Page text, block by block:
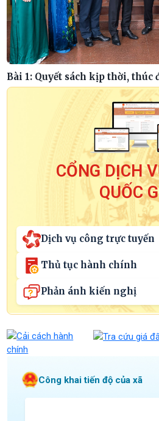
Bài 1: Quyết sách kịp thời, thúc
CỔNG DỊCH
QUỐC
Dịch vụ công trực tuyến
Thủ tục hành chính
Phản ánh kiến nghị
Công khai tiến độ của xã